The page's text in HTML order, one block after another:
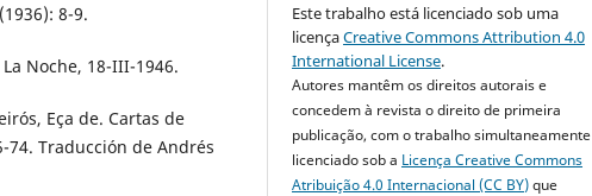
8-9.
Noche, 18-III-1946.
Eça de. Cartas de
Traducción de Andrés
Este trabalho está licenciado sob uma
licençaCreative Commons Attribution 4.0
International License.
Autores mantêm os direitos autorais e
concedem à revista o direito de primeira
publicação, com o trabalho simultaneamente
licenciado sob a Licença Creative Commons
Atribuição 4.0 Internacional (CC BY)que